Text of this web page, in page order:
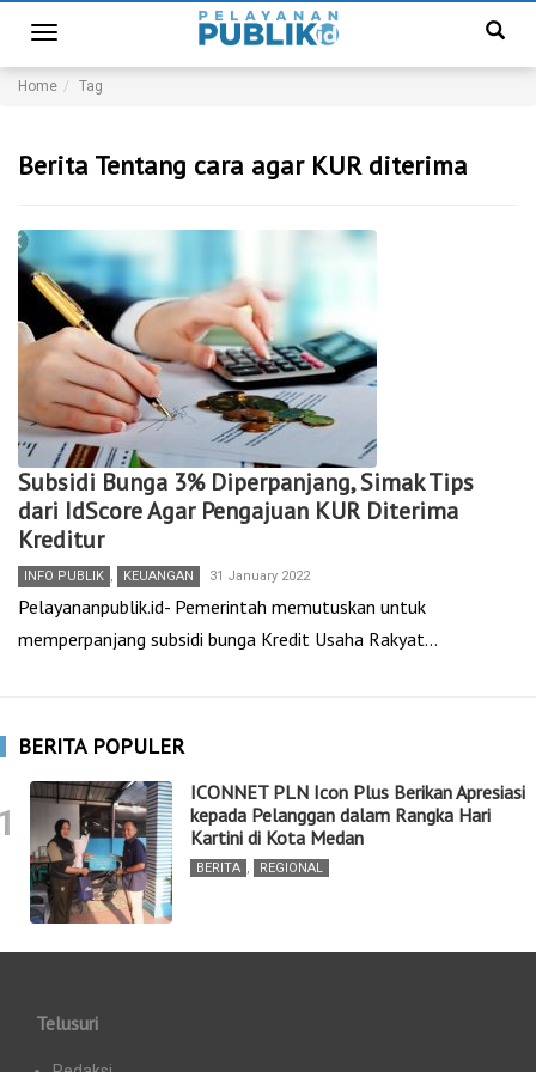
Toggle
navigation
Home Tag
Berita Tentang cara agar KUR diterima
Subsidi Bunga 3% Diperpanjang, Simak Tips
dari IdScore Agar Pengajuan KUR Diterima
Kreditur
INFO PUBLIK , KEUANGAN 31 January 2022
Pelayananpublik.id- Pemerintah memutuskan untuk
memperpanjang subsidi bunga Kredit Usaha Rakyat…
BERITA POPULER
ICONNET PLN Icon Plus Berikan Apresiasi
kepada Pelanggan dalam Rangka Hari
Kartini di Kota Medan
BERITA , REGIONAL
Telusuri